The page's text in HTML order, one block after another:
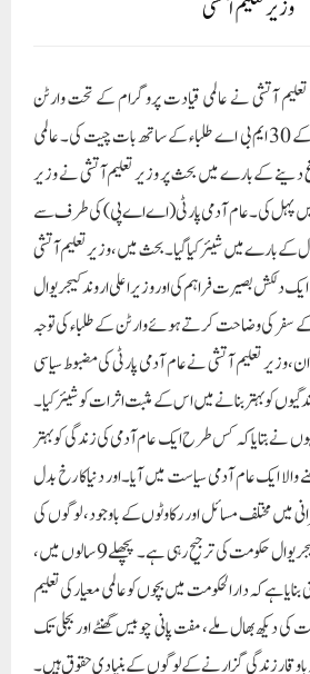
دلکش بصیرت فراہم کی اور وزیر اعلی اروند کیجریوال
تعلیم آتشی نے عام آدمی پارٹی کی مضبوط سیاسی
کو بہتر بنانے میں اس کے مثبت اثرات کو شیئر کیا۔
نے بتایا کہ کس طرح ایک عام آدمی کی زندگی کو بہتر
والا ایک عام آدمی سیاست میں آیا۔اور دنیا کا رخ بدل
میں مختلف مسائل اور رکاوٹوں کے باوجود، لوگوں کی
بہتری کے لیے کام کرنا ہمیشہ کیجریوال حکومت کی ترجیح رہی ہے۔ پچھلے 9 سالوں میں،
ہے کہ دارالحکومت میں بچوں کو عالمی معیار کی تعلیم
کی دیکھ بھال ملے، مفت پانی چوبیس گھنٹے اور بجلی تک
باوقار زندگی گزارنے کے لوگوں کے بنیادی حقوق ہیں۔
بھی تبدیلی آئی وہ حکومت کے مضبوط ارادے کی وجہ سے
مزید زور دیا کہ بڑی عالمی تبدیلی اس وقت ممکن ہے
جو عوام کی بہتری کے لیے کام کرنے کے لیے پرعزم
سطح پر سیاسی قیادت کے ایک نئے دور کے آغاز کے
دوران وزیر آتشی نے ایک عام رضاکار سے دہلی کابینہ
کو بھی شیئر کیا۔